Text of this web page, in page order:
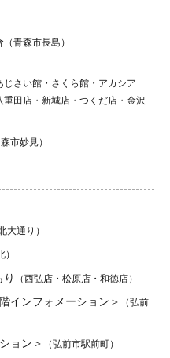
（青森市長島）
じさい館・さくら館・アカシア
田店・新城店・つくだ店・金沢
森市妙見）
大通り）
）
（西弘店・松原店・和徳店）
インフォメーション＞
（弘前
ョン＞ （弘前市駅前町）